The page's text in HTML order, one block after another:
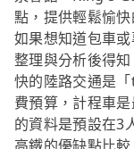
點，提供輕鬆愉快
如果想知道包車
整理與分析後得
快的陸路交通是
費預算，計程車
的資料是預設在3